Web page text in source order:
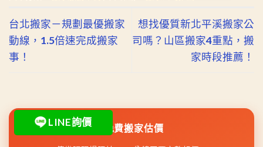
台北搬家－規劃最優搬家
動線，1.5倍速完成搬家
事！
想找優質新北平溪搬家公
司嗎？山區搬家4重點，搬
家時段推薦！
免費搬家估價
LINE詢價